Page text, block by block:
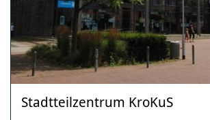
Stadtteilzentrum KroKuS